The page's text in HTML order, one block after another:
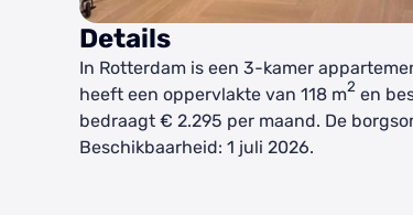
Details
In Rotterdam is een 3-kamer
heeft een oppervlakte van 118 m2 en
bedraagt € 2.295 per maand. De
Beschikbaarheid: 1 juli 2026.